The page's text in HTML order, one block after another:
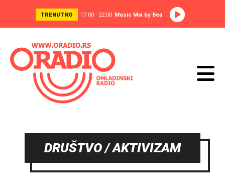
TRENUTNO 17:00 - 22:00 Music Mix by Bea
DRUŠTVO / AKTIVIZAM